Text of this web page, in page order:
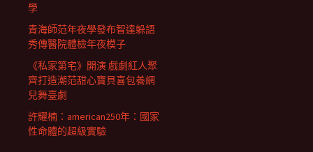
學
青海師范年夜學發布智達躲語
秀傳醫院體檢年夜模子
《私家第宅》開演 戲劇紅人聚
齊打造潮范甜心寶貝喜包養網
兒舞臺劇
許耀楠：american250年：國家
性命體的超級實驗